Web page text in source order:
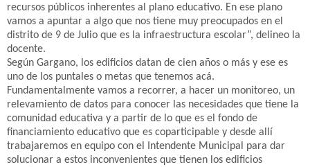
recursos públicos inherentes al plano educativo. En ese plano
vamos a apuntar a algo que nos tiene muy preocupados en el
distrito de 9 de Julio que es la infraestructura escolar”, delineo la
docente.
Según Gargano, los edificios datan de cien años o más y ese es
uno de los puntales o metas que tenemos acá.
Fundamentalmente vamos a recorrer, a hacer un monitoreo, un
relevamiento de datos para conocer las necesidades que tiene la
comunidad educativa y a partir de lo que es el fondo de
financiamiento educativo que es coparticipable y desde allí
trabajaremos en equipo con el Intendente Municipal para dar
solucionar a estos inconvenientes que tienen los edificios